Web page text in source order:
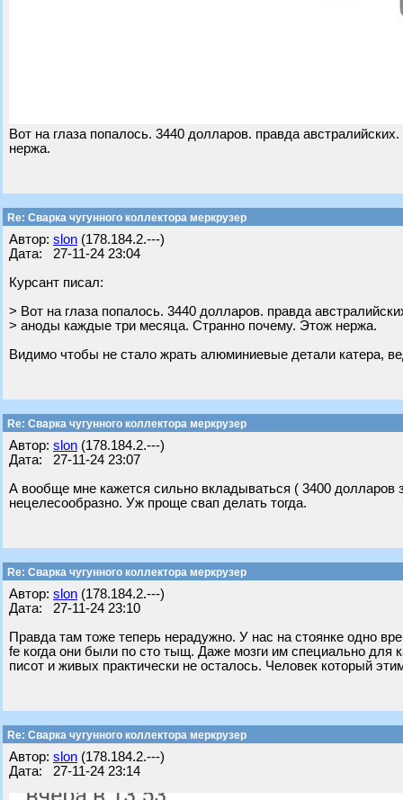
Вот на глаза попалось. 3440 долларов. правда
нержа.
Re: Сварка чугунного коллектора меркрузер
Автор: slon (178.184.2.---)
Дата: 27-11-24 23:04
Курсант писал:
> Вот на глаза попалось. 3440 долларов. правда
> аноды каждые три месяца. Странно почему. Этож нержа.
Видимо чтобы не стало жрать алюминиевые детали катера,
Re: Сварка чугунного коллектора меркрузер
Автор: slon (178.184.2.---)
Дата: 27-11-24 23:07
А вообще мне кажется сильно вкладываться ( 3400 долларов
нецелесообразно. Уж проще свап делать тогда.
Re: Сварка чугунного коллектора меркрузер
Автор: slon (178.184.2.---)
Дата: 27-11-24 23:10
Правда там тоже теперь нерадужно. У нас на стоянке одно
fe когда они были по сто тыщ. Даже мозги им специально для
писот и живых практически не осталось. Человек который
Re: Сварка чугунного коллектора меркрузер
Автор: slon (178.184.2.---)
Дата: 27-11-24 23:14